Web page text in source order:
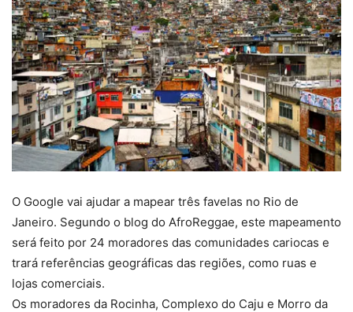
O Google vai ajudar a mapear três favelas no Rio de
Janeiro. Segundo o blog do AfroReggae, este mapeamento
será feito por 24 moradores das comunidades cariocas e
trará referências geográficas das regiões, como ruas e
lojas comerciais.
Os moradores da Rocinha, Complexo do Caju e Morro da